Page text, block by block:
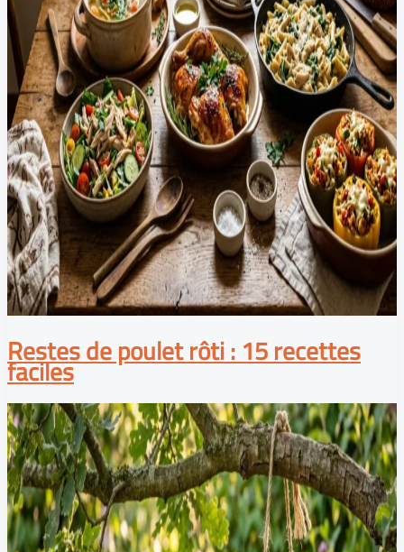
Restes de poulet rôti : 15 recettes
faciles